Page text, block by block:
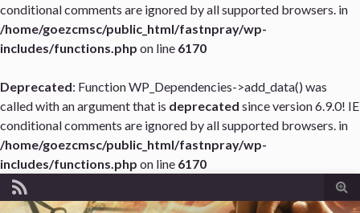
conditional comments are ignored by all supported browsers. in
/home/goezcmsc/public_html/fastnpray/wp-
includes/functions.php on line 6170
Deprecated: Function WP_Dependencies->add_data() was
called with an argument that is deprecated since version 6.9.0! IE
conditional comments are ignored by all supported browsers. in
/home/goezcmsc/public_html/fastnpray/wp-
includes/functions.php on line 6170